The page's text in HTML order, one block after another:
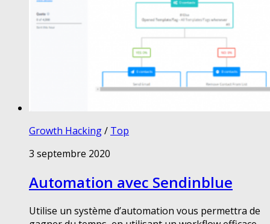
Growth Hacking/ Top
3 septembre 2020
Automation avec Sendinblue
Utilise un système d’automation vous permettra de